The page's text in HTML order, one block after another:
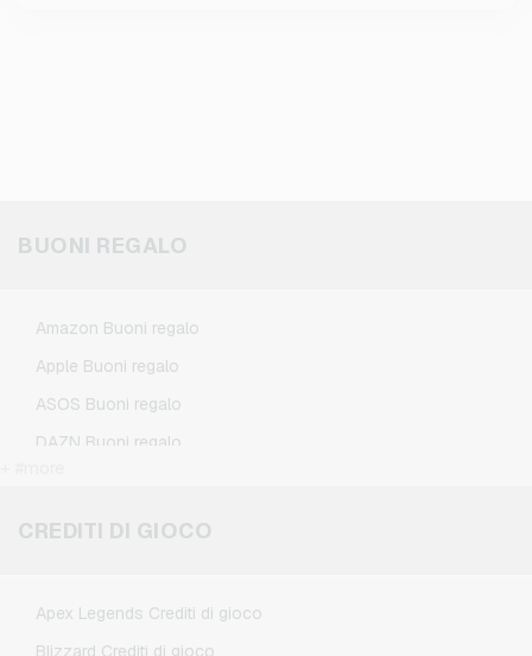
BUONI REGALO
Amazon Buoni regalo
Apple Buoni regalo
ASOS Buoni regalo
DAZN Buoni regalo
Flixbus Buoni regalo
CREDITI DI GIOCO
Apex Legends Crediti di gioco
Blizzard Crediti di gioco